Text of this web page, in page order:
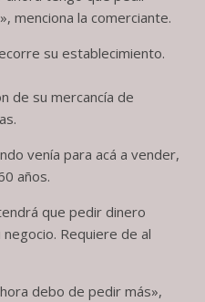
menciona la comerciante.
su establecimiento.
de su mercancía de
venía para acá a vender,
años.
que pedir dinero
Requiere de al
debo de pedir más»,